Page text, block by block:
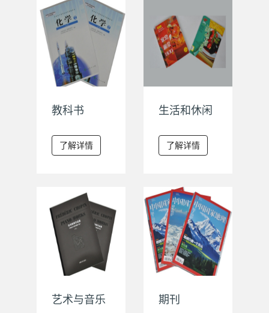
教科书
了解详情
生活和休闲
了解详情
艺术与音乐 期刊